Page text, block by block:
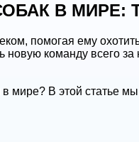
В МИРЕ:
помогая ему
команду всего
мире? В этой статье